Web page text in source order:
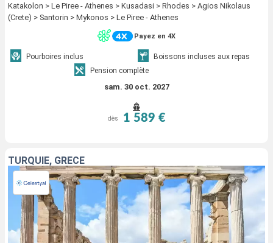
Katakolon > Le Piree - Athenes > Kusadasi > Rhodes > Agios Nikolaus
(Crete) > Santorin > Mykonos > Le Piree - Athenes
Payez en 4X
Pourboires inclus
Boissons incluses aux repas
Pension complète
sam. 30 oct. 2027
dès 1 589 €
TURQUIE, GRÈCE